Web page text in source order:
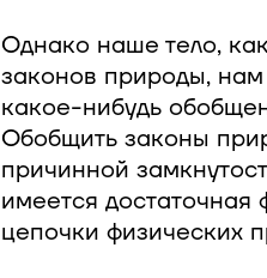
Однако наше тело,
законов природы,
какое-нибудь
Обобщить законы
причинной
имеется
цепочки физических